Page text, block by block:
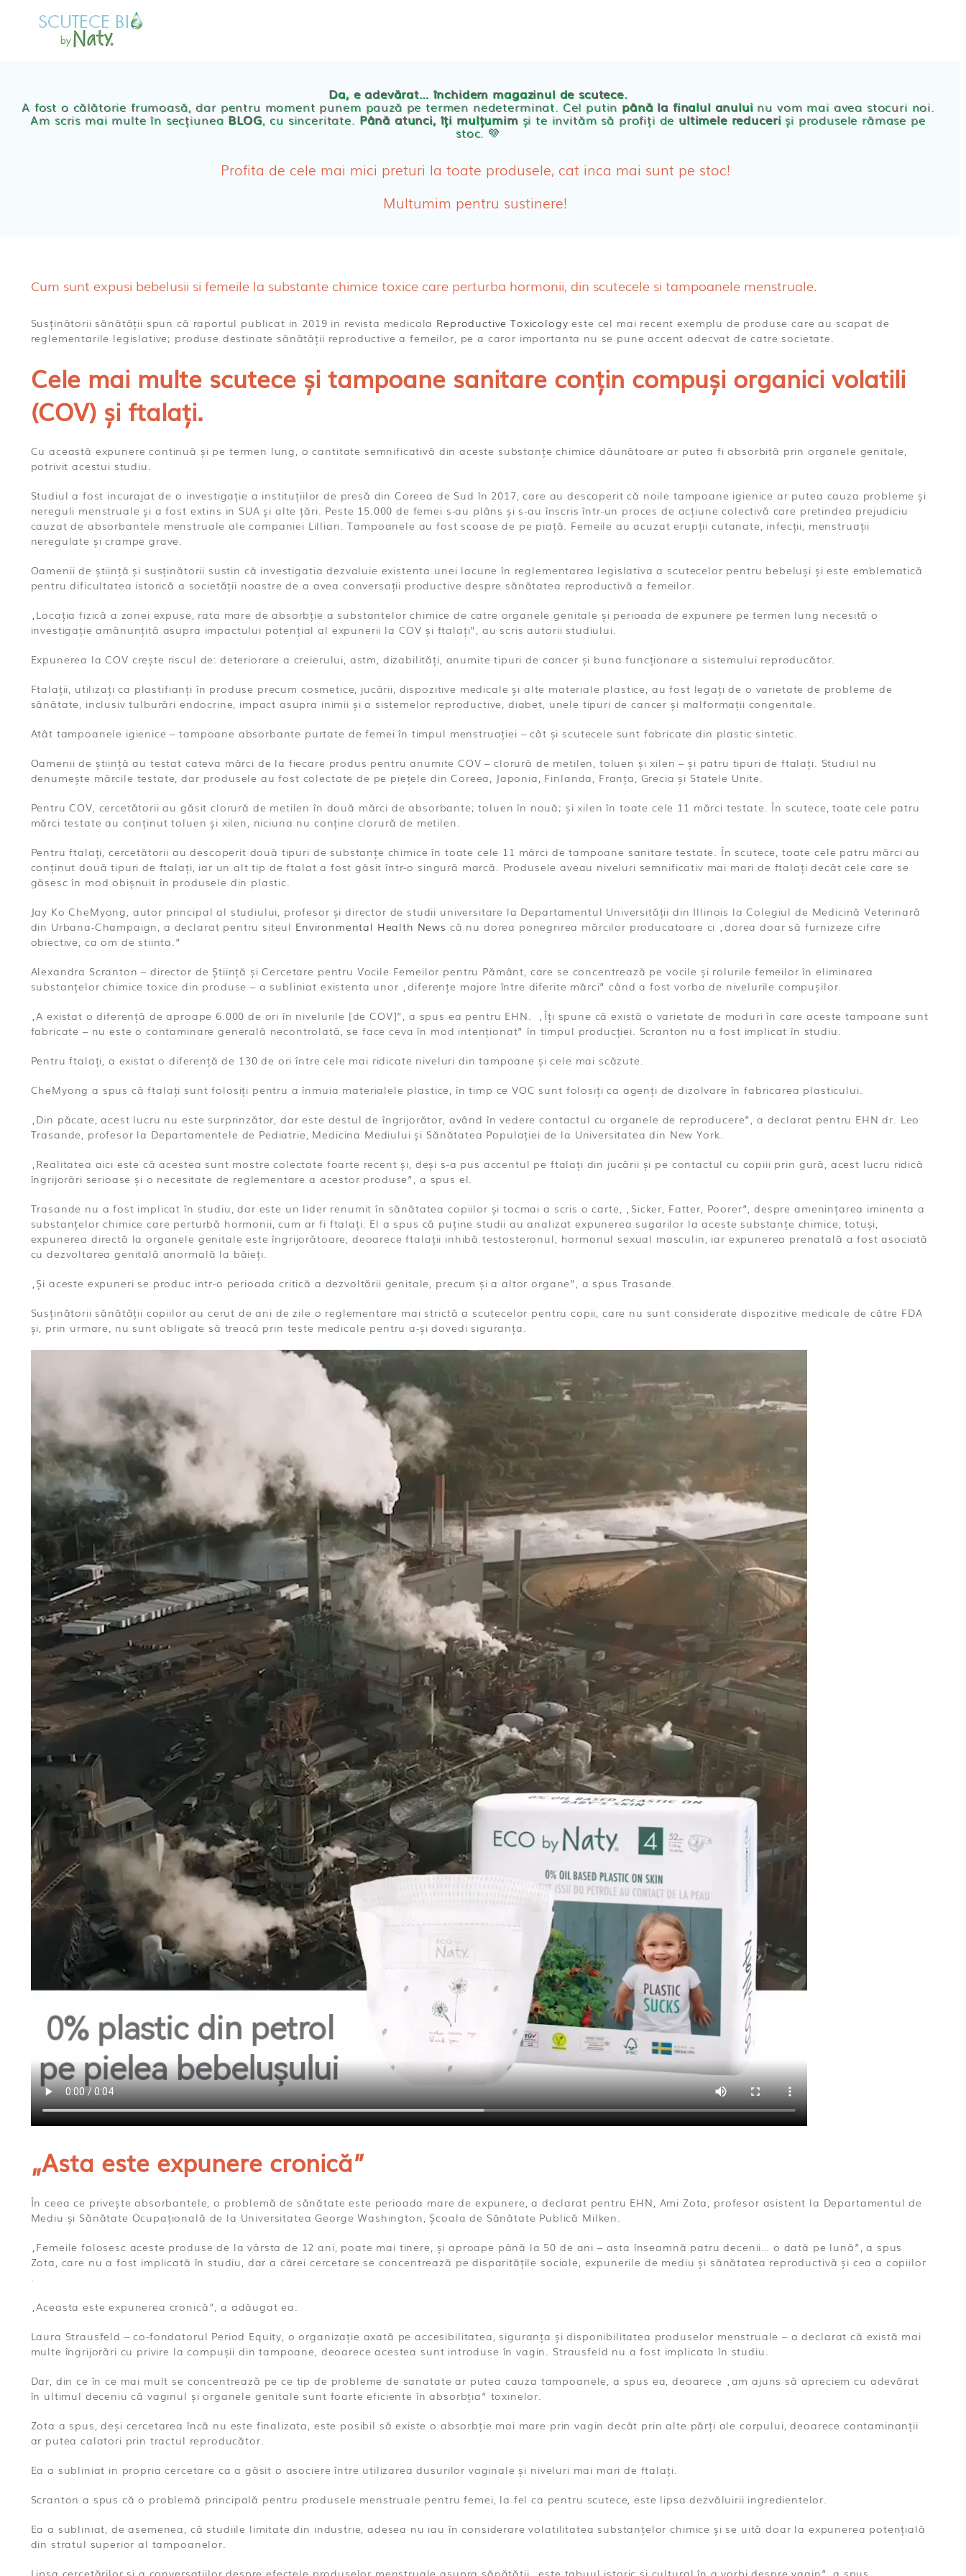
Chilotei eco Naty
Servetele umede ecologice
Absorbante
Absorbante Post-Natale
Absorbante Incontinenta Urinara
Da, e adevărat… închidem magazinul de scutece.
A fost o călătorie frumoasă, dar pentru moment punem pauză pe termen nedeterminat. Cel putin până la finalul anuluinu vom mai avea stocuri noi.
Am scris mai multe în secțiunea BLOG, cu sinceritate. Până atunci, îți mulțumimși te invităm să profiți de ultimele reduceriși produsele rămase pe
stoc. 💛
Profita de cele mai mici preturi la toate produsele, cat inca mai sunt pe stoc!
Multumim pentru sustinere!
Cum sunt expusi bebelusii si femeile la substante chimice toxice care perturba hormonii, din scutecele si tampoanele menstruale.
Susținătorii sănătății spun că raportul publicat in 2019 in revista medicala Reproductive Toxicology este cel mai recent exemplu de produse care au scapat de
reglementarile legislative; produse destinate sănătății reproductive a femeilor, pe a caror importanta nu se pune accent adecvat de catre societate.
Cele mai multe scutece și tampoane sanitare conțin compuși organici volatili
(COV) și ftalați.
Cu această expunere continuă și pe termen lung, o cantitate semnificativă din aceste substanțe chimice dăunătoare ar putea fi absorbită prin organele genitale,
potrivit acestui studiu.
Studiul a fost incurajat de o investigație a instituțiilor de presă din Coreea de Sud în 2017, care au descoperit că noile tampoane igienice ar putea cauza probleme și
nereguli menstruale și a fost extins in SUA și alte țări. Peste 15.000 de femei s-au plâns și s-au înscris într-un proces de acțiune colectivă care pretindea prejudiciu
cauzat de absorbantele menstruale ale companiei Lillian. Tampoanele au fost scoase de pe piață. Femeile au acuzat erupții cutanate, infecții, menstruații
neregulate și crampe grave.
Oamenii de știință și susținătorii sustin că investigatia dezvaluie existenta unei lacune în reglementarea legislativa a scutecelor pentru bebeluși și este emblematică
pentru dificultatea istorică a societății noastre de a avea conversații productive despre sănătatea reproductivă a femeilor.
„Locația fizică a zonei expuse, rata mare de absorbție a substantelor chimice de catre organele genitale și perioada de expunere pe termen lung necesită o
investigație amănunțită asupra impactului potențial al expunerii la COV și ftalați”, au scris autorii studiului.
Expunerea la COV crește riscul de: deteriorare a creierului, astm, dizabilități, anumite tipuri de cancer și buna funcționare a sistemului reproducător.
Ftalații, utilizați ca plastifianți în produse precum cosmetice, jucării, dispozitive medicale și alte materiale plastice, au fost legați de o varietate de probleme de
sănătate, inclusiv tulburări endocrine, impact asupra inimii și a sistemelor reproductive, diabet, unele tipuri de cancer și malformații congenitale.
Atât tampoanele igienice – tampoane absorbante purtate de femei în timpul menstruației – cât și scutecele sunt fabricate din plastic sintetic.
Oamenii de știință au testat cateva mărci de la fiecare produs pentru anumite COV – clorură de metilen, toluen și xilen – și patru tipuri de ftalați. Studiul nu
denumește mărcile testate, dar produsele au fost colectate de pe piețele din Coreea, Japonia, Finlanda, Franța, Grecia și Statele Unite.
Pentru COV, cercetătorii au găsit clorură de metilen în două mărci de absorbante; toluen în nouă; și xilen în toate cele 11 mărci testate. În scutece, toate cele patru
mărci testate au conținut toluen și xilen, niciuna nu conține clorură de metilen.
Pentru ftalați, cercetătorii au descoperit două tipuri de substanțe chimice în toate cele 11 mărci de tampoane sanitare testate. În scutece, toate cele patru mărci au
conținut două tipuri de ftalați, iar un alt tip de ftalat a fost găsit într-o singură marcă. Produsele aveau niveluri semnificativ mai mari de ftalați decât cele care se
găsesc în mod obișnuit în produsele din plastic.
Jay Ko CheMyong, autor principal al studiului, profesor și director de studii universitare la Departamentul Universității din Illinois la Colegiul de Medicină Veterinară
din Urbana-Champaign, a declarat pentru siteul Environmental Health News că nu dorea ponegrirea mărcilor producatoare ci „dorea doar să furnizeze cifre
obiective, ca om de stiinta.”
Alexandra Scranton – director de Știință și Cercetare pentru Vocile Femeilor pentru Pământ, care se concentrează pe vocile și rolurile femeilor în eliminarea
substanțelor chimice toxice din produse – a subliniat existenta unor „diferențe majore între diferite mărci” când a fost vorba de nivelurile compușilor.
„A existat o diferență de aproape 6.000 de ori în nivelurile [de COV]”, a spus ea pentru EHN. „Îți spune că există o varietate de moduri în care aceste tampoane sunt
fabricate – nu este o contaminare generală necontrolată, se face ceva în mod intenționat” în timpul producției. Scranton nu a fost implicat în studiu.
Pentru ftalați, a existat o diferență de 130 de ori între cele mai ridicate niveluri din tampoane și cele mai scăzute.
CheMyong a spus că ftalați sunt folosiți pentru a înmuia materialele plastice, în timp ce VOC sunt folosiți ca agenți de dizolvare în fabricarea plasticului.
„Din păcate, acest lucru nu este surprinzător, dar este destul de îngrijorător, având în vedere contactul cu organele de reproducere”, a declarat pentru EHN dr. Leo
Trasande, profesor la Departamentele de Pediatrie, Medicina Mediului și Sănătatea Populației de la Universitatea din New York.
„Realitatea aici este că acestea sunt mostre colectate foarte recent și, deși s-a pus accentul pe ftalați din jucării și pe contactul cu copiii prin gură, acest lucru ridică
îngrijorări serioase și o necesitate de reglementare a acestor produse”, a spus el.
Trasande nu a fost implicat în studiu, dar este un lider renumit în sănătatea copiilor și tocmai a scris o carte, „Sicker, Fatter, Poorer”, despre amenințarea iminenta a
substanțelor chimice care perturbă hormonii, cum ar fi ftalați. El a spus că puține studii au analizat expunerea sugarilor la aceste substanțe chimice, totuși,
expunerea directă la organele genitale este îngrijorătoare, deoarece ftalații inhibă testosteronul, hormonul sexual masculin, iar expunerea prenatală a fost asociată
cu dezvoltarea genitală anormală la băieți.
„Și aceste expuneri se produc intr-o perioada critică a dezvoltării genitale, precum și a altor organe”, a spus Trasande.
Susținătorii sănătății copiilor au cerut de ani de zile o reglementare mai strictă a scutecelor pentru copii, care nu sunt considerate dispozitive medicale de către FDA
și, prin urmare, nu sunt obligate să treacă prin teste medicale pentru a-și dovedi siguranța.
„Asta este expunere cronică”
În ceea ce privește absorbantele, o problemă de sănătate este perioada mare de expunere, a declarat pentru EHN, Ami Zota, profesor asistent la Departamentul de
Mediu și Sănătate Ocupațională de la Universitatea George Washington, Școala de Sănătate Publică Milken.
„Femeile folosesc aceste produse de la vârsta de 12 ani, poate mai tinere, și aproape până la 50 de ani – asta înseamnă patru decenii… o dată pe lună”, a spus
Zota, care nu a fost implicată în studiu, dar a cărei cercetare se concentrează pe disparitățile sociale, expunerile de mediu și sănătatea reproductivă și cea a copiilor
„Aceasta este expunerea cronică”, a adăugat ea.
Laura Strausfeld – co-fondatorul Period Equity, o organizație axată pe accesibilitatea, siguranța și disponibilitatea produselor menstruale – a declarat că există mai
multe îngrijorări cu privire la compușii din tampoane, deoarece acestea sunt introduse în vagin. Strausfeld nu a fost implicata în studiu.
Dar, din ce în ce mai mult se concentrează pe ce tip de probleme de sanatate ar putea cauza tampoanele, a spus ea, deoarece „am ajuns să apreciem cu adevărat
în ultimul deceniu că vaginul și organele genitale sunt foarte eficiente în absorbția” toxinelor.
Zota a spus, deși cercetarea încă nu este finalizata, este posibil să existe o absorbție mai mare prin vagin decât prin alte părți ale corpului, deoarece contaminanții
ar putea calatori prin tractul reproducător.
Ea a subliniat in propria cercetare ca a găsit o asociere între utilizarea dusurilor vaginale și niveluri mai mari de ftalați.
Scranton a spus că o problemă principală pentru produsele menstruale pentru femei, la fel ca pentru scutece, este lipsa dezvăluirii ingredientelor.
Ea a subliniat, de asemenea, că studiile limitate din industrie, adesea nu iau în considerare volatilitatea substanțelor chimice și se uită doar la expunerea potențială
din stratul superior al tampoanelor.
Lipsa cercetărilor și a conversațiilor despre efectele produselor menstruale asupra sănătății „este tabuul istoric și cultural în a vorbi despre vagin”, a spus